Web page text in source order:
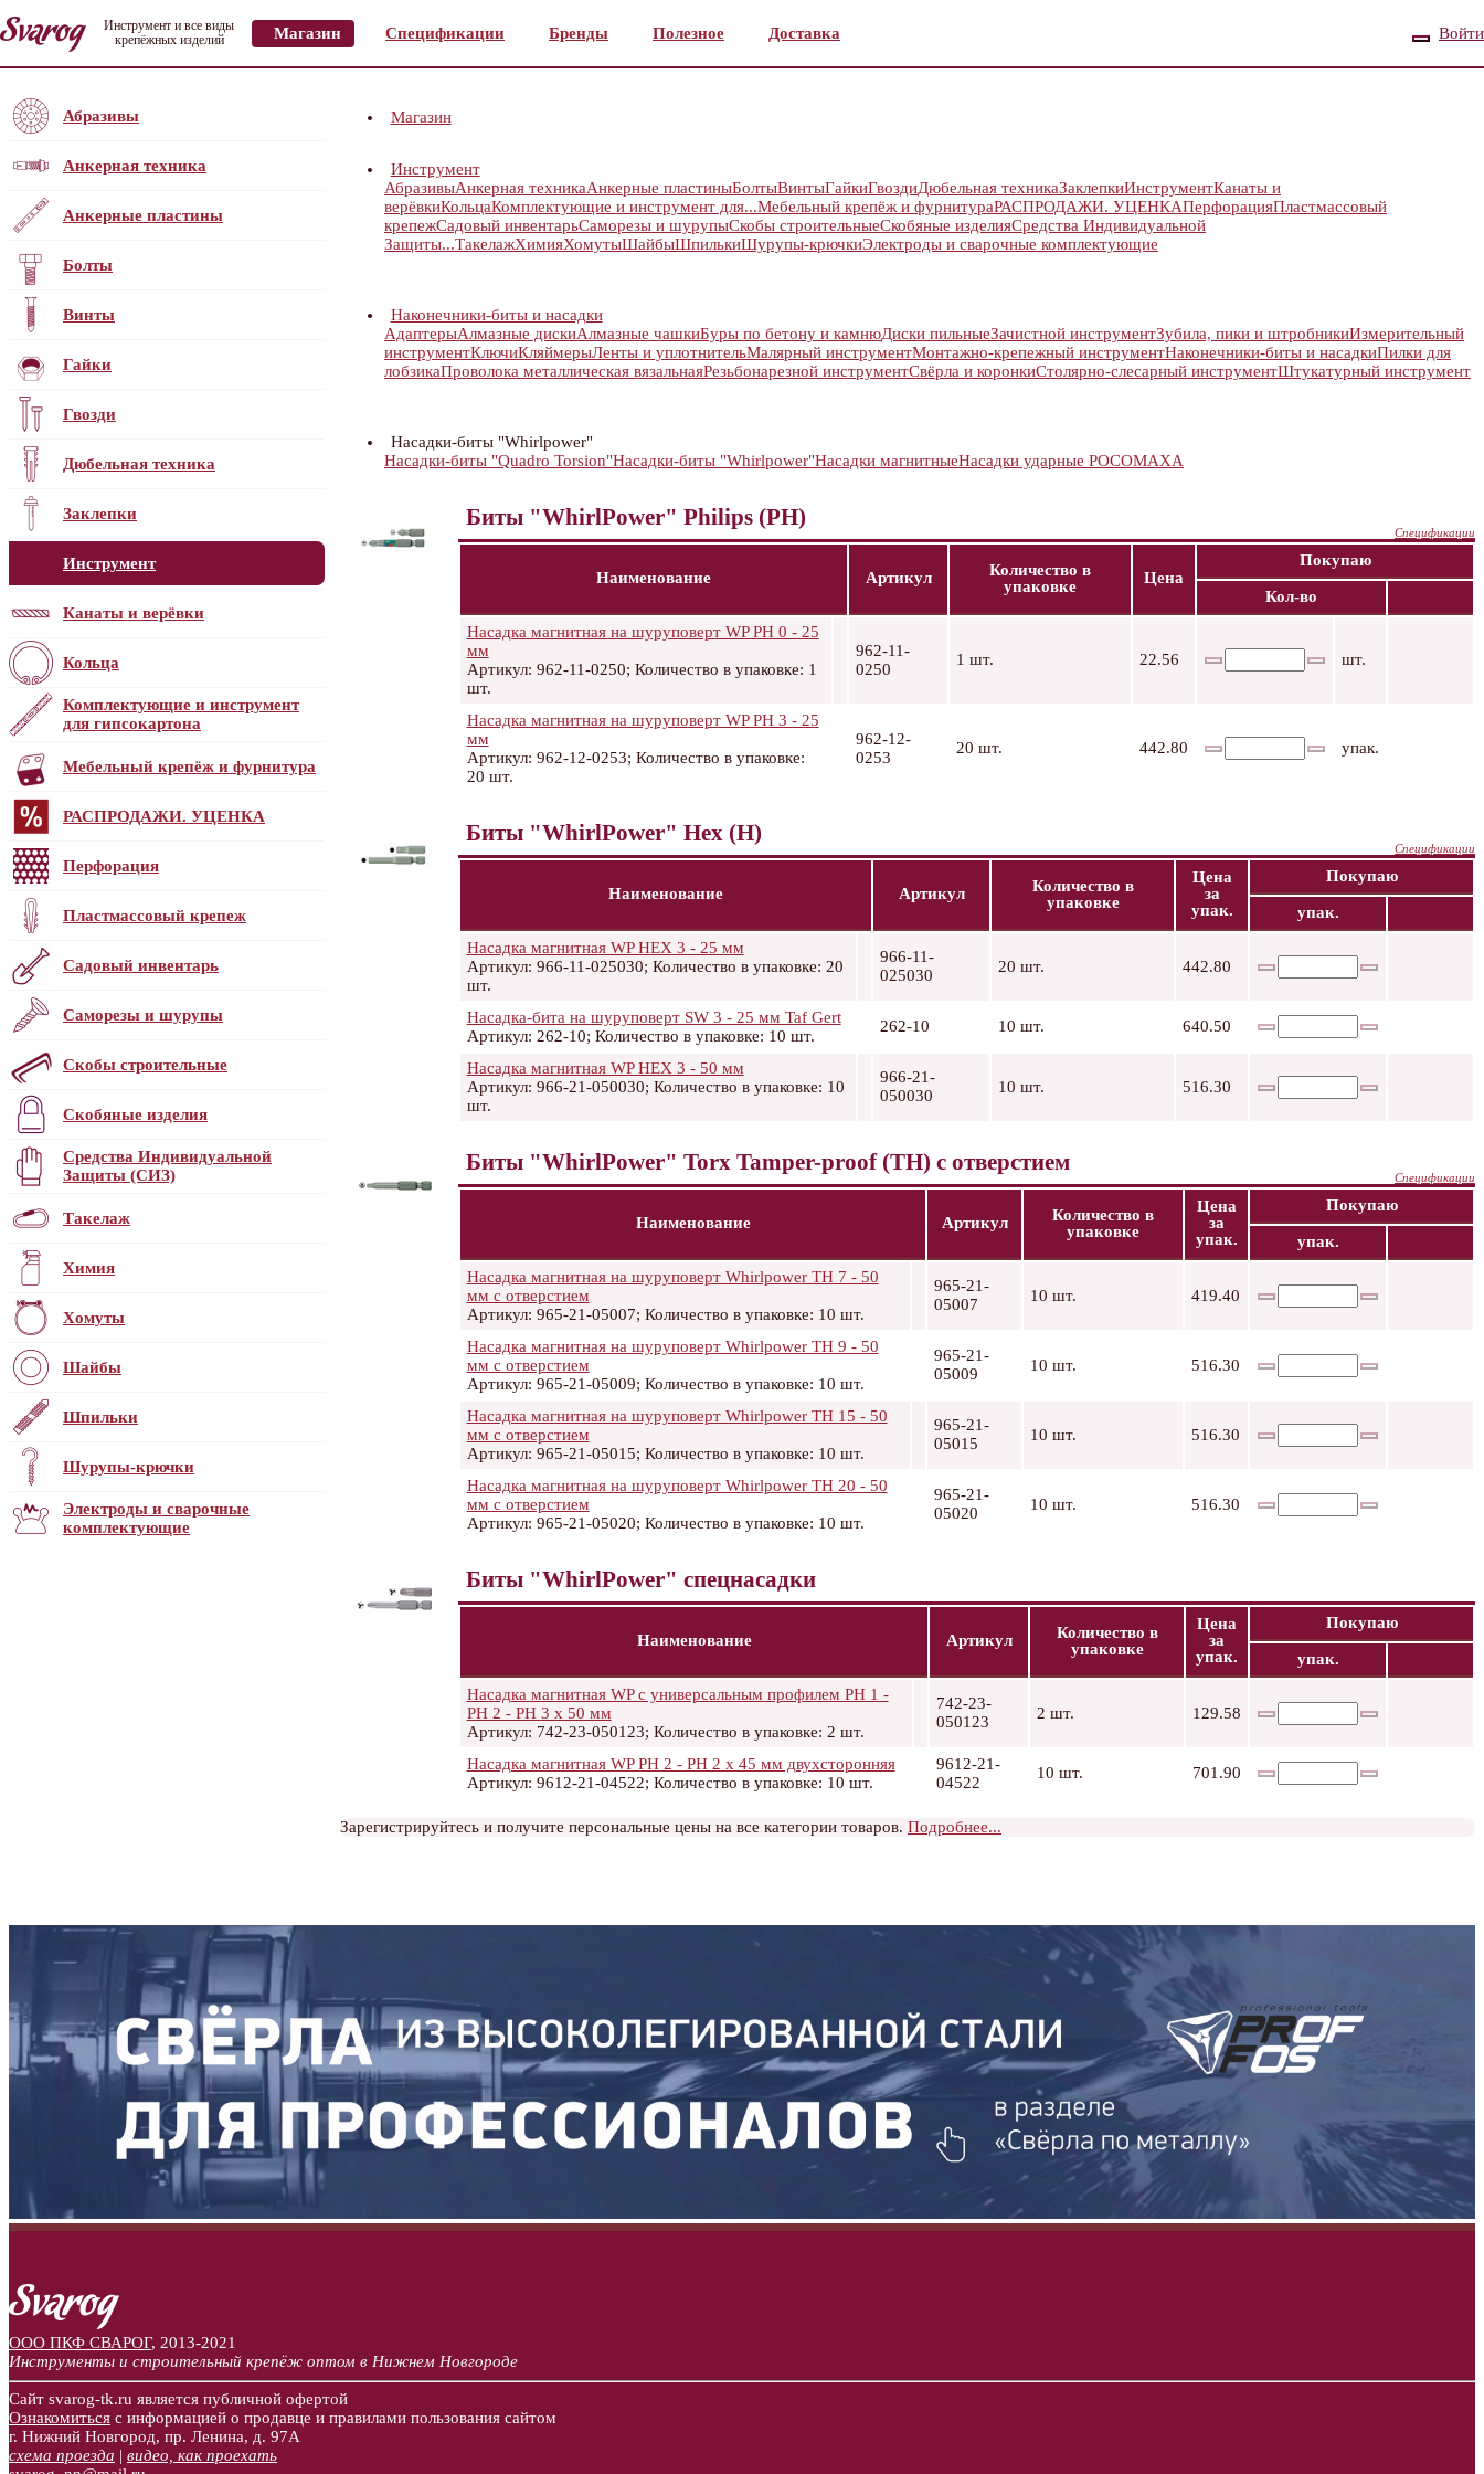
Инструмент и все виды
крепёжных изделий
Магазин Спецификации Бренды Полезное Доставка Войти
Абразивы
Анкерная техника
Анкерные пластины
Болты
Винты
Гайки
Гвозди
Дюбельная техника
Заклепки
Инструмент
Канаты и верёвки
Кольца
Комплектующие и инструмент
для гипсокартона
Мебельный крепёж и фурнитура
РАСПРОДАЖИ. УЦЕНКА
Перфорация
Пластмассовый крепеж
Садовый инвентарь
Саморезы и шурупы
Скобы строительные
Скобяные изделия
Средства Индивидуальной
Защиты (СИЗ)
Такелаж
Химия
Хомуты
Шайбы
Шпильки
Шурупы-крючки
Электроды и сварочные
комплектующие
Магазин
Инструмент
АбразивыАнкерная техникаАнкерные пластиныБолтыВинтыГайкиГвоздиДюбельная техникаЗаклепкиИнструментКанаты и
верёвкиКольцаКомплектующие и инструмент для...Мебельный крепёж и фурнитураРАСПРОДАЖИ. УЦЕНКАПерфорацияПластмассовый
крепежСадовый инвентарьСаморезы и шурупыСкобы строительныеСкобяные изделияСредства Индивидуальной
Защиты...ТакелажХимияХомутыШайбыШпилькиШурупы-крючкиЭлектроды и сварочные комплектующие
Наконечники-биты и насадки
АдаптерыАлмазные дискиАлмазные чашкиБуры по бетону и камнюДиски пильныеЗачистной инструментЗубила, пики и штробникиИзмерительный
инструментКлючиКляймерыЛенты и уплотнительМалярный инструментМонтажно-крепежный инструментНаконечники-биты и насадкиПилки для
лобзикаПроволока металлическая вязальнаяРезьбонарезной инструментСвёрла и коронкиСтолярно-слесарный инструментШтукатурный инструмент
Насадки-биты "Whirlpower"
Насадки-биты "Quadro Torsion"Насадки-биты "Whirlpower"Насадки магнитныеНасадки ударные РОСОМАХА
Биты "WhirlPower" Philips (PH)
Спецификации
Наименование Артикул
Количество в
упаковке
Цена
Покупаю
Кол-во
Насадка магнитная на шуруповерт WP PH 0 - 25
мм
Артикул: 962-11-0250; Количество в упаковке: 1
шт.
962-11-
0250
1 шт. 22.56 шт.
Насадка магнитная на шуруповерт WP PH 3 - 25
мм
Артикул: 962-12-0253; Количество в упаковке:
20 шт.
962-12-
0253
20 шт. 442.80 упак.
Биты "WhirlPower" Hex (H)
Спецификации
Наименование Артикул
Количество в
упаковке
Цена
за
упак.
Покупаю
упак.
Насадка магнитная WP HEX 3 - 25 мм
Артикул: 966-11-025030; Количество в упаковке: 20
шт.
966-11-
025030
20 шт. 442.80
Насадка-бита на шуруповерт SW 3 - 25 мм Taf Gert
Артикул: 262-10; Количество в упаковке: 10 шт.
262-10 10 шт. 640.50
Насадка магнитная WP HEX 3 - 50 мм
Артикул: 966-21-050030; Количество в упаковке: 10
шт.
966-21-
050030
10 шт. 516.30
Биты "WhirlPower" Torx Tamper-proof (TH) с отверстием
Спецификации
Наименование Артикул
Количество в
упаковке
Цена
за
упак.
Покупаю
упак.
Насадка магнитная на шуруповерт Whirlpower TH 7 - 50
мм с отверстием
Артикул: 965-21-05007; Количество в упаковке: 10 шт.
965-21-
05007
10 шт. 419.40
Насадка магнитная на шуруповерт Whirlpower TH 9 - 50
мм с отверстием
Артикул: 965-21-05009; Количество в упаковке: 10 шт.
965-21-
05009
10 шт. 516.30
Насадка магнитная на шуруповерт Whirlpower TH 15 - 50
мм с отверстием
Артикул: 965-21-05015; Количество в упаковке: 10 шт.
965-21-
05015
10 шт. 516.30
Насадка магнитная на шуруповерт Whirlpower TH 20 - 50
мм с отверстием
Артикул: 965-21-05020; Количество в упаковке: 10 шт.
965-21-
05020
10 шт. 516.30
Биты "WhirlPower" спецнасадки
Наименование Артикул
Количество в
упаковке
Цена
за
упак.
Покупаю
упак.
Насадка магнитная WP с универсальным профилем PН 1 -
РН 2 - РН 3 х 50 мм
Артикул: 742-23-050123; Количество в упаковке: 2 шт.
742-23-
050123
2 шт. 129.58
Насадка магнитная WP PH 2 - PH 2 х 45 мм двухсторонняя
Артикул: 9612-21-04522; Количество в упаковке: 10 шт.
9612-21-
04522
10 шт. 701.90
Зарегистрируйтесь и получите персональные цены на все категории товаров. Подробнее...
ООО ПКФ СВАРОГ, 2013-2021
Инструменты и строительный крепёж оптом в Нижнем Новгороде
Сайт svarog-tk.ru является публичной офертой
Ознакомиться с информацией о продавце и правилами пользования сайтом
г. Нижний Новгород, пр. Ленина, д. 97А
схема проезда | видео, как проехать